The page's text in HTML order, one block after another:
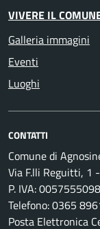
VIVERE IL
Galleria immagini
Eventi
Luoghi
CONTATTI
Comune di
Via F.lli Reguitti, 1
P. IVA:
Telefono: 0365
Posta Elettronica